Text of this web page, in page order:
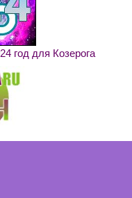
год для Козерога